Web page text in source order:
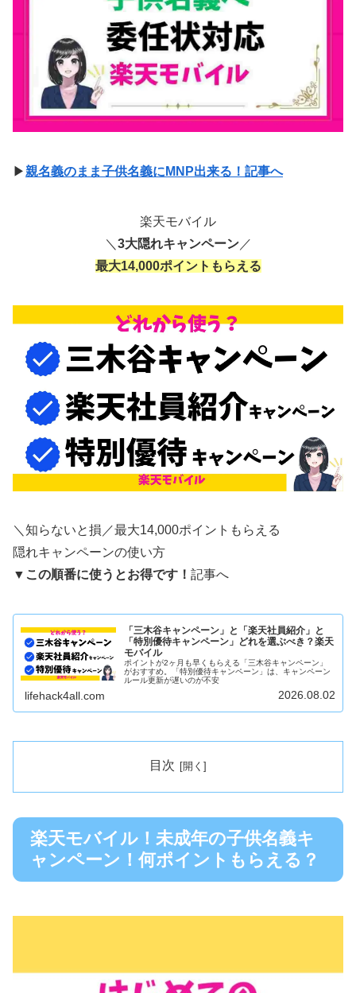
▶親名義のまま子供名義にMNP出来る！記事へ
楽天モバイル
＼ 3大隠れキャンペーン／
最大14,000ポイントもらえる
＼知らないと損／最大14,000ポイントもらえる
隠れキャンペーンの使い方
▼ この順番に使うとお得です！ 記事へ
「三木谷キャンペーン」と「楽天社員紹介」と
「特別優待キャンペーン」どれを選ぶべき？楽天
モバイル
ポイントが2ヶ月も早くもらえる「三木谷キャンペーン」
がおすすめ。「特別優待キャンペーン」は、キャンペーン
ルール更新が遅いのが不安
lifehack4all.com 2026.08.02
目次
楽天モバイル！未成年の子供名義キ
ャンペーン！何ポイントもらえる？